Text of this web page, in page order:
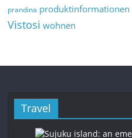
prandina produktinformationen
Vistosi wohnen
Travel